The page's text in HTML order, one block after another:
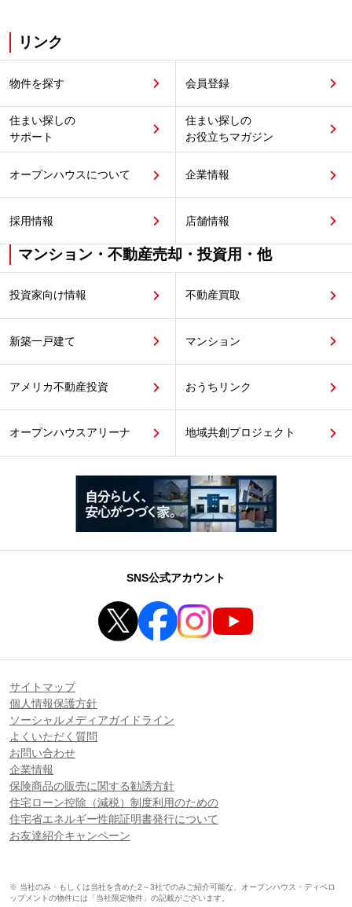
リンク
物件を探す 会員登録
住まい探しの
サポート
住まい探しの
お役立ちマガジン
オープンハウスについて 企業情報
採用情報 店舗情報
マンション・不動産売却・投資用・他
投資家向け情報 不動産買取
新築一戸建て マンション
アメリカ不動産投資 おうちリンク
オープンハウスアリーナ 地域共創プロジェクト
SNS公式アカウント
サイトマップ
個人情報保護方針
ソーシャルメディアガイドライン
よくいただく質問
お問い合わせ
企業情報
保険商品の販売に関する勧誘方針
住宅ローン控除（減税）制度利用のための
住宅省エネルギー性能証明書発行について
お友達紹介キャンペーン
※ 当社のみ・もしくは当社を含めた2～3社でのみご紹介可能な、オープンハウス・ディベロ
ップメントの物件には「当社限定物件」の記載がございます。